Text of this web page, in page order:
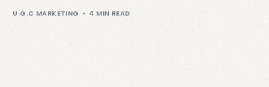
U.G.C MARKETING 4 MIN READ